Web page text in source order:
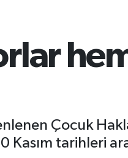
Çocuk
Kasım tarihleri